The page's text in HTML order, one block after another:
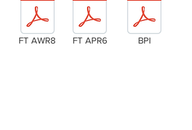
FT AWR8 FT APR6 BPI